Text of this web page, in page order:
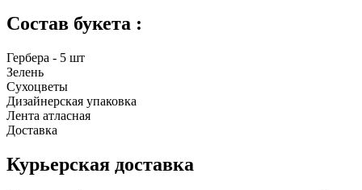
Состав букета :
Гербера - 5 шт
Зелень
Сухоцветы
Дизайнерская упаковка
Лента атласная
Доставка
Курьерская доставка